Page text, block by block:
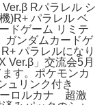
Rパラレル シ
)R+ パラレル ベ
ドゲーム リミテ
ガンダムカードゲ
パラレルになり
」交流会5月
す。ポケモンカ
リンク付き
ーロルカナ 超激